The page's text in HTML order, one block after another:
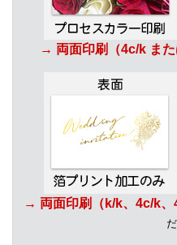
→ 両面印刷（4c/k また
→ 両面印刷（k/k、4c/k、